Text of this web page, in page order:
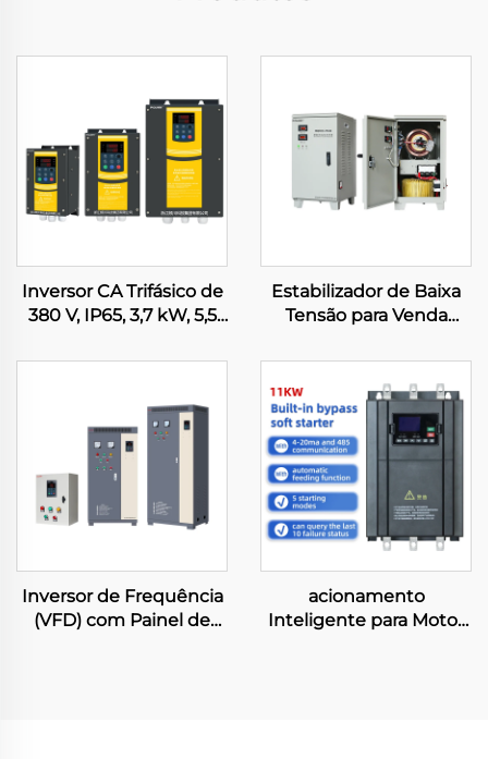
Inversor CA Trifásico de
380 V, IP65, 3,7 kW, 5,5
kW, 30 kW, 45 kW,
para Motores
Estabilizador de Baixa
Tensão para Venda
Tnd/SVC-15 kVA,
Regulador Automático
CA 220 V, Estabilizador
de Alta Potência SVC
Inversor de Frequência
(VFD) com Painel de
acionamento
Inteligente para Motor